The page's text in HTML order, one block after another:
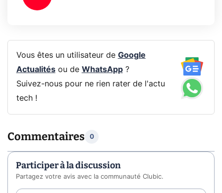
Vous êtes un utilisateur de Google
Actualitésou de WhatsApp?
Suivez-nous pour ne rien rater de l'actu
tech !
Commentaires 0
Participer à la discussion
Partagez votre avis avec la communauté Clubic.